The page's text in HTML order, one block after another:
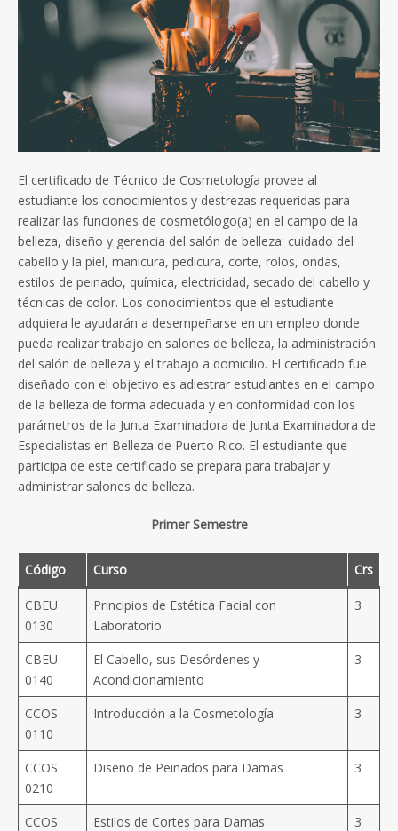
El certificado de Técnico de Cosmetología provee al
estudiante los conocimientos y destrezas requeridas para
realizar las funciones de cosmetólogo(a) en el campo de la
belleza, diseño y gerencia del salón de belleza: cuidado del
cabello y la piel, manicura, pedicura, corte, rolos, ondas,
estilos de peinado, química, electricidad, secado del cabello y
técnicas de color. Los conocimientos que el estudiante
adquiera le ayudarán a desempeñarse en un empleo donde
pueda realizar trabajo en salones de belleza, la administración
del salón de belleza y el trabajo a domicilio. El certificado fue
diseñado con el objetivo es adiestrar estudiantes en el campo
de la belleza de forma adecuada y en conformidad con los
parámetros de la Junta Examinadora de Junta Examinadora de
Especialistas en Belleza de Puerto Rico. El estudiante que
participa de este certificado se prepara para trabajar y
administrar salones de belleza.
Primer Semestre
Código Curso Crs
CBEU
0130
Principios de Estética Facial con
Laboratorio
3
CBEU
0140
El Cabello, sus Desórdenes y
Acondicionamiento
3
CCOS
0110
Introducción a la Cosmetología 3
CCOS
0210
Diseño de Peinados para Damas 3
CCOS
Estilos de Cortes para Damas 3